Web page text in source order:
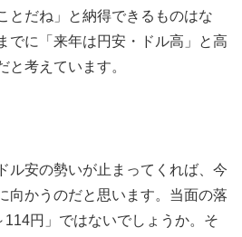
とだね」と納得できるものはな
でに「来年は円安・ドル高」と高
と考えています。
安の勢いが止まってくれば、今
向かうのだと思います。当面の落
円」ではないでしょうか。そ